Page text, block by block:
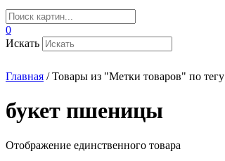
0
Искать
Главная /Товары из "Метки товаров" по
букет пшеницы
Отображение единственного товара